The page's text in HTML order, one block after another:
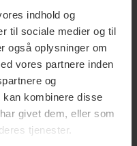
indhold og
til sociale medier og til
også oplysninger om
vores partnere inden
og
kombinere disse
givet dem, eller som
tjenester.